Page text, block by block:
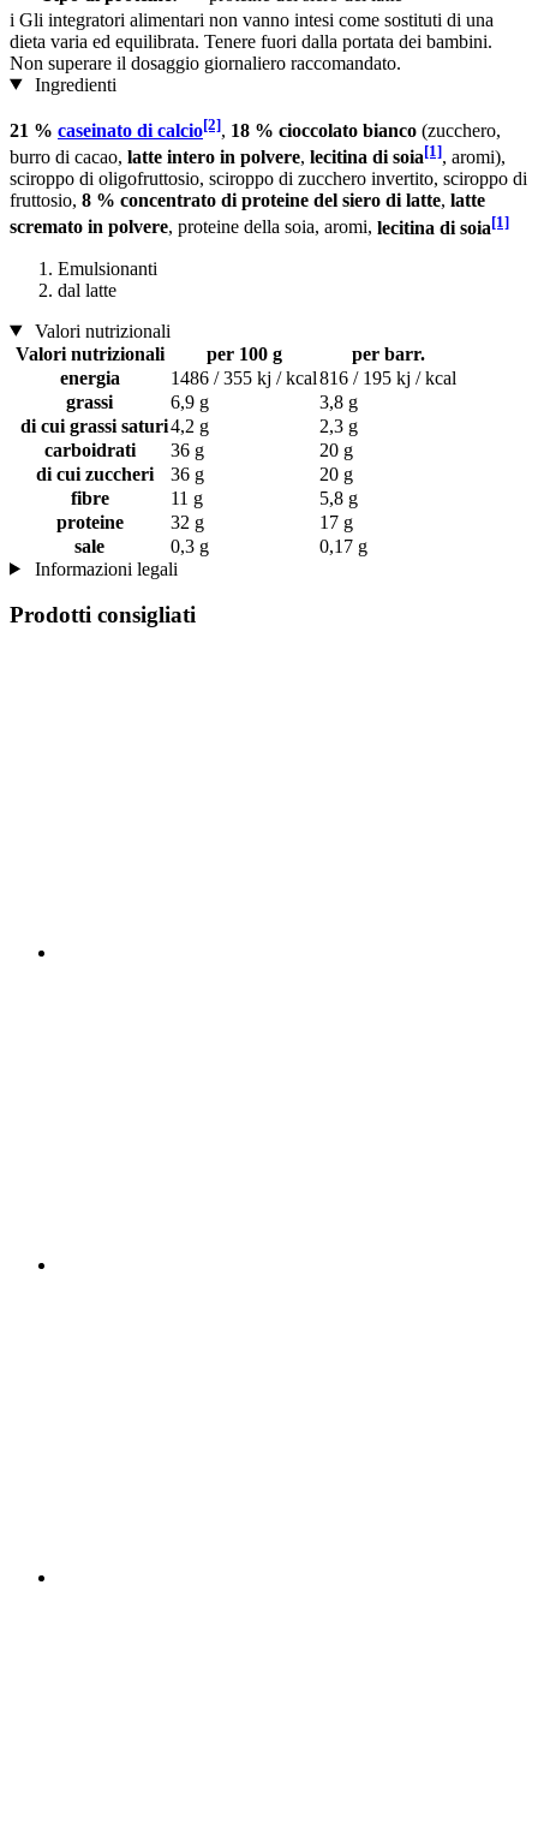
i Gli integratori alimentari non vanno intesi come sostituti di una
dieta varia ed equilibrata. Tenere fuori dalla portata dei bambini.
Non superare il dosaggio giornaliero raccomandato.
Ingredienti
21 % caseinato di calcio[2], 18 % cioccolato bianco (zucchero,
burro di cacao, latte intero in polvere, lecitina di soia[1], aromi),
sciroppo di oligofruttosio, sciroppo di zucchero invertito, sciroppo di
fruttosio, 8 % concentrato di proteine ​​del siero di latte, latte
scremato in polvere, proteine della soia, aromi, lecitina di soia[1]
Emulsionanti
dal latte
Valori nutrizionali
Valori nutrizionali
per 100 g
per barr.
energia
1486 / 355 kj / kcal816 / 195 kj / kcal
grassi
6,9 g
3,8 g
di cui grassi saturi4,2 g
2,3 g
carboidrati
36 g
20 g
di cui zuccheri
36 g
20 g
fibre
11 g
5,8 g
proteine
32 g
17 g
sale
0,3 g
0,17 g
Informazioni legali
Prodotti consigliati